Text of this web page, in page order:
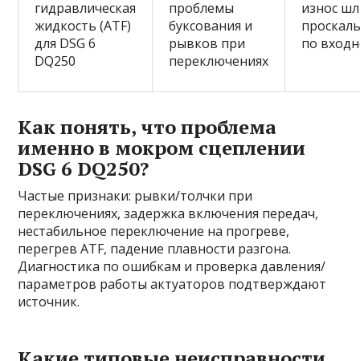
гидравлическая
жидкость (ATF)
для DSG 6
DQ250
проблемы
буксования и
рывков при
переключениях
износ
по
Как понять, что проблема
именно в мокром сцеплении
DSG 6 DQ250?
Частые признаки: рывки/толчки при
переключениях, задержка включения передач,
нестабильное переключение на прогреве,
перегрев ATF, падение плавности разгона.
Диагностика по ошибкам и проверка давления/
параметров работы актуаторов подтверждают
источник.